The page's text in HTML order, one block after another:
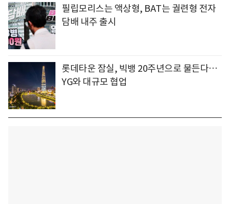
필립모리스는 액상형, BAT는 궐련형 전자
담배 내주 출시
롯데타운 잠실, 빅뱅 20주년으로 물든다…
YG와 대규모 협업